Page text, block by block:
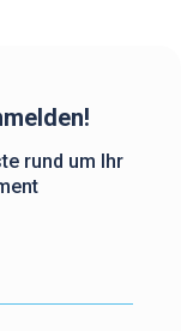
rund um Ihr